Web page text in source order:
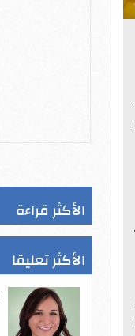
الأكثر قراءة
الأكثر تعليقا